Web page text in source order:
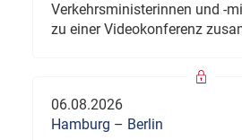
Verkehrsministerinnen und -
zu einer Videokonferenz
06.08.2026
Hamburg – Berlin